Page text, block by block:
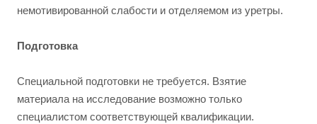
немотивированной слабости и отделяемом из уретры.
Подготовка
Специальной подготовки не требуется. Взятие
материала на исследование возможно только
специалистом соответствующей квалификации.